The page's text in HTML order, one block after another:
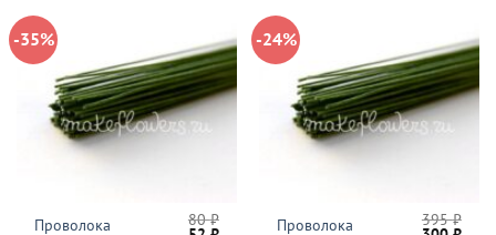
-35%
Проволока
80₽
-24%
Проволока
395₽